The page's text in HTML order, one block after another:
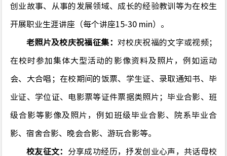
创业故事、从事的发展领域、成长的经验教训等为在校生
开展职业生涯讲座（每个讲座15-30 min）。
老照片及校庆祝福征集： 对校庆祝福的文字或视频；
在校时参加集体大型活动的影像资料及照片，例如运动
会、大合唱；在校期间的饭票、学生证、录取通知书、毕
业证、学位证、电影票等证件票据类照片；毕业合影、班
级合影等影像及照片，例如班级毕业合影、院系毕业合
影、宿舍合影、晚会合影、游玩合影等。
校友征文： 分享成功经历，抒发创业心声，共话母校